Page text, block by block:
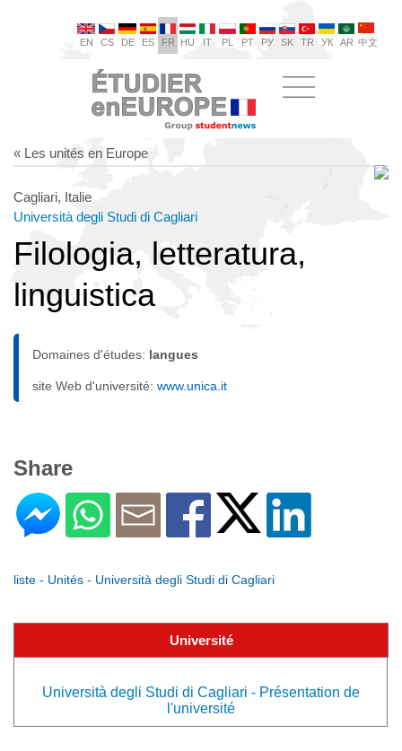
EN CS DE ES FR HU IT PL PT РУ SK TR УК AR 中文
« Les unités en Europe
Cagliari, Italie
Università degli Studi di Cagliari
Filologia, letteratura,
linguistica
Domaines d'études: langues
site Web d'université: www.unica.it
Share
liste - Unités - Università degli Studi di Cagliari
Université
Università degli Studi di Cagliari - Présentation de
l'université